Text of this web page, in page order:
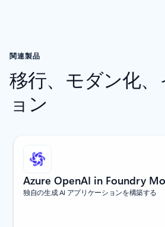
関連製品
移行、モダン化
ョン
スライド 1/5 を表示中
Azure OpenAI in Foundry
独自の生成 AI アプリケーションを構築する